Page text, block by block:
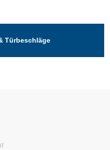
Türbeschläge